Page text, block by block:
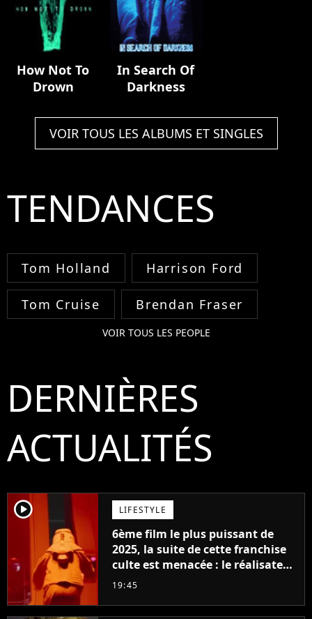
How Not To
Drown
In Search Of
Darkness
VOIR TOUS LES ALBUMS ET SINGLES
TENDANCES
Tom Holland Harrison Ford
Tom Cruise Brendan Fraser
VOIR TOUS LES PEOPLE
DERNIÈRES
ACTUALITÉS
player2 LIFESTYLE
6ème film le plus puissant de
2025, la suite de cette franchise
culte est menacée : le réalisateur
claque la porte pour "différends
19:45